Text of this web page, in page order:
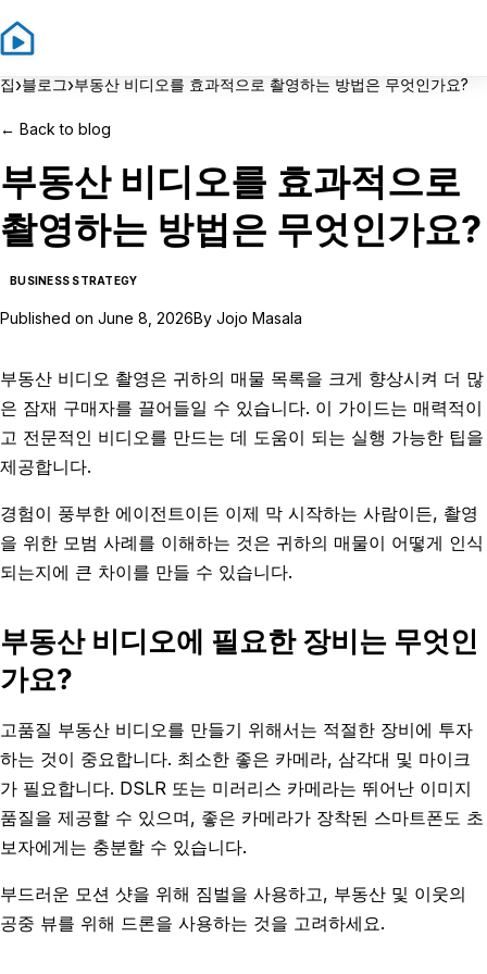
집›블로그›부동산 비디오를 효과적으로 촬영하는 방법은 무엇인가요?
← Back to blog
부동산 비디오를 효과적으로
촬영하는 방법은 무엇인가요?
BUSINESS STRATEGY
Published on June 8, 2026By Jojo Masala
부동산 비디오 촬영은 귀하의 매물 목록을 크게 향상시켜 더 많
은 잠재 구매자를 끌어들일 수 있습니다. 이 가이드는 매력적이
고 전문적인 비디오를 만드는 데 도움이 되는 실행 가능한 팁을
제공합니다.
경험이 풍부한 에이전트이든 이제 막 시작하는 사람이든, 촬영
을 위한 모범 사례를 이해하는 것은 귀하의 매물이 어떻게 인식
되는지에 큰 차이를 만들 수 있습니다.
부동산 비디오에 필요한 장비는 무엇인
가요?
고품질 부동산 비디오를 만들기 위해서는 적절한 장비에 투자
하는 것이 중요합니다. 최소한 좋은 카메라, 삼각대 및 마이크
가 필요합니다. DSLR 또는 미러리스 카메라는 뛰어난 이미지
품질을 제공할 수 있으며, 좋은 카메라가 장착된 스마트폰도 초
보자에게는 충분할 수 있습니다.
부드러운 모션 샷을 위해 짐벌을 사용하고, 부동산 및 이웃의
공중 뷰를 위해 드론을 사용하는 것을 고려하세요.